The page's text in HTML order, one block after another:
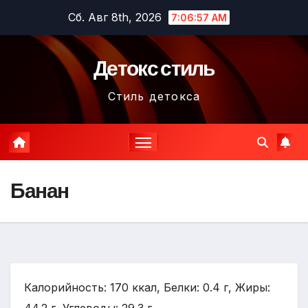
содержимому
Сб. Авг 8th, 2026 7:06:59 AM
Детокс стиль
Стиль детокса
Банан
Калорийность: 170 ккал, Белки: 0.4 г, Жиры: